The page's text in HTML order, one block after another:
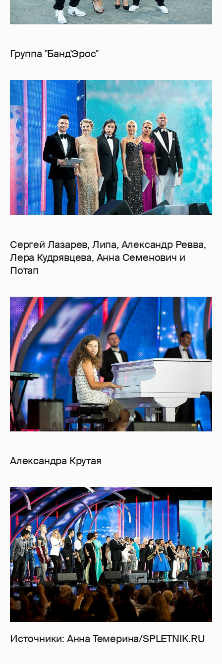
Группа "Банд'Эрос"
Сергей Лазарев, Липа, Александр Ревва,
Лера Кудрявцева, Анна Семенович и
Потап
Александра Крутая
Источники: Анна Темерина/SPLETNIK.RU